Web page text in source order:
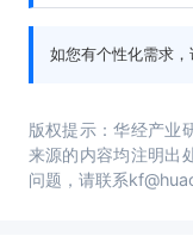
如您有个性化需求
版权提示：华经产业
来源的内容均注明出
问题，请联系